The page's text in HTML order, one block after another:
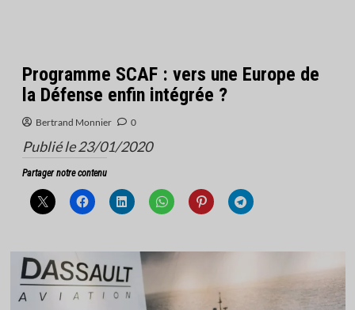
Programme SCAF : vers une Europe de
la Défense enfin intégrée ?
Bertrand Monnier 0
Publié le 23/01/2020
Partager notre contenu